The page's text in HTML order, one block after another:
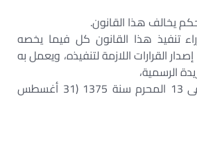
يخالف هذا القانون.
تنفيذ هذا القانون كل فيما يخصه
القرارات اللازمة لتنفيذه، ويعمل به
الرسمية،
صدر بديوان الرياسة فى 13 المحرم سنة 1375 (31 أغسطس